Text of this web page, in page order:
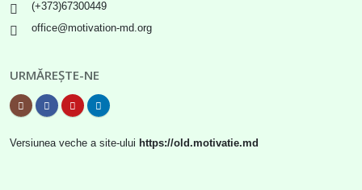
(+373)67300449
office@motivation-md.org
URMĂREȘTE-NE
Versiunea veche a site-ului https://old.motivatie.md